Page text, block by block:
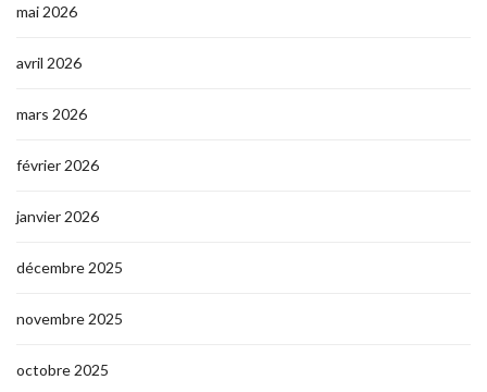
mai 2026
avril 2026
mars 2026
février 2026
janvier 2026
décembre 2025
novembre 2025
octobre 2025